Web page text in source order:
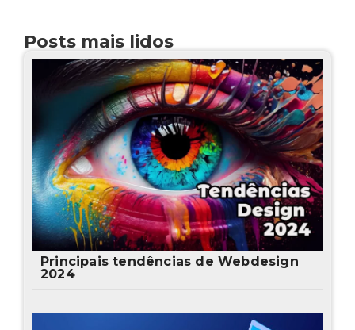
Posts mais lidos
Principais tendências de Webdesign
2024